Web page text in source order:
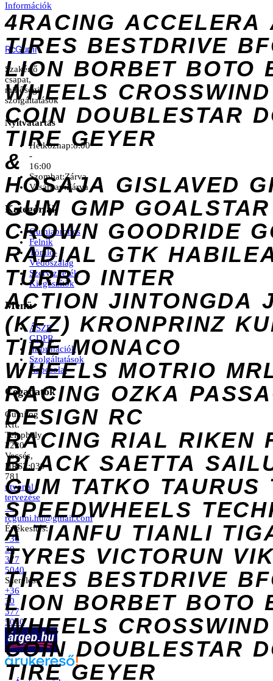
Információk
4RACING ACCELERA
TIRES BESTDRIVE
LION BORBET BOTO
WHEELS CROSSWIND
COIN DOUBLESTAR
TIRE GEYER
&
HOSAJA GISLAVED
GUM GMP GOALSTAR
CROWN GOODRIDE
RADIAL GTK
TURBO INTER
ACTION JINTONGDA
(KFZ) KRONPRINZ
TIRE MONACO
WHEELS MOTRIO
RACING OZKA
DESIGN RC
RACING RIAL RIKEN
BLACK SAETTA
GUM TATKO TAURUS
SPEEDWHEELS
A TIANFU TIANLI
TYRES VICTORUN
TIRES BESTDRIVE
LION BORBET BOTO
WHEELS CROSSWIND
COIN DOUBLESTAR
TIRE GEYER
RcGumi
Szakértő
csapat,
minőségi
szolgáltatások
Nyitvatartás
Hétköznap:8:00
-
16:00
Szombat:Zárva
Vasárnap:Zárva
Kategóriák
Gumiabroncs
Felnik
Tömlő-
Védőszalag
Szervizkerék
Kiegészítők
Menü
ÁSZF
GDPR
Információk
Szolgáltatások
Kapcsolat
Cégadatok
Gumilog
Kft.
Telephely
2220
Vecsés,
HRSZ:039
781
útvonal
tervezése
→
rcgumi.hu@gmail.com
Értékesítés:
+36
30
377
5040
Szerelés:
+36
30
377
5040